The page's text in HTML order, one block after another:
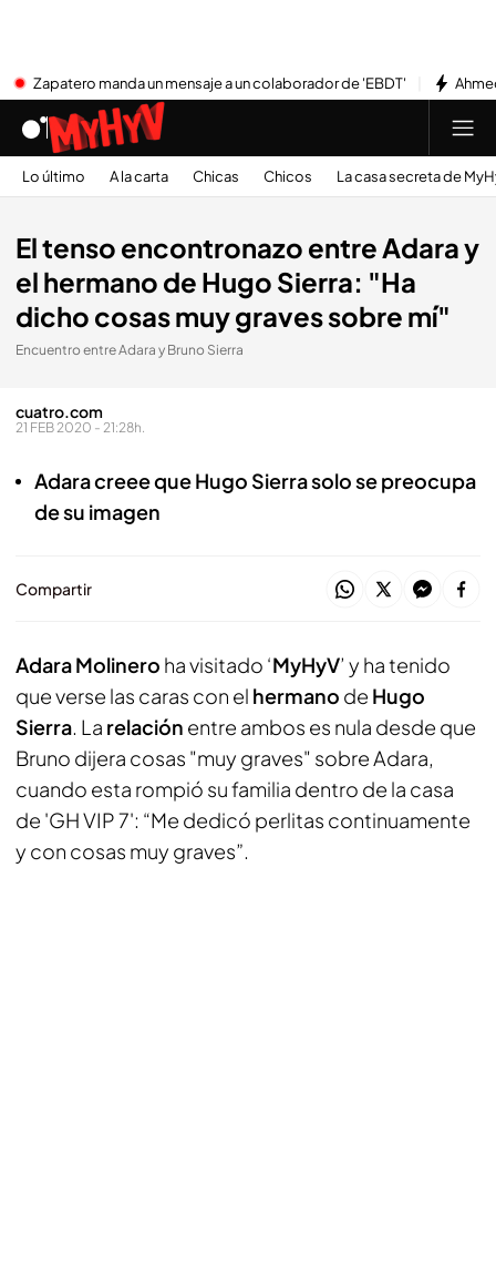
Zapatero manda un mensaje a un colaborador de 'EBDT'
Lo último A la carta Chicas Chicos La casa secreta de
El tenso encontronazo entre Adara y
el hermano de Hugo Sierra: "Ha
dicho cosas muy graves sobre mí"
Encuentro entre Adara y Bruno Sierra
cuatro.com
21 FEB 2020 - 21:28h.
Adara creee que Hugo Sierra solo se preocupa
de su imagen
Compartir
Adara Molinero ha visitado ‘MyHyV’ y ha tenido
que verse las caras con el hermano de Hugo
Sierra. La relación entre ambos es nula desde que
Bruno dijera cosas "muy graves" sobre Adara,
cuando esta rompió su familia dentro de la casa
de 'GH VIP 7': “Me dedicó perlitas continuamente
y con cosas muy graves”.